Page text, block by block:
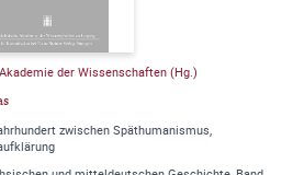
der Wissenschaften (Hg.)
zwischen Späthumanismus,